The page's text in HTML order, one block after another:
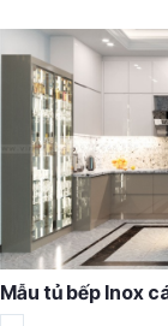
Mẫu tủ bếp Inox